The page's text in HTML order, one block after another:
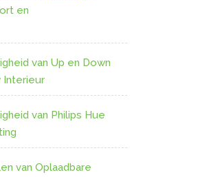
en
van Up en Down
Interieur
van Philips Hue
van Oplaadbare